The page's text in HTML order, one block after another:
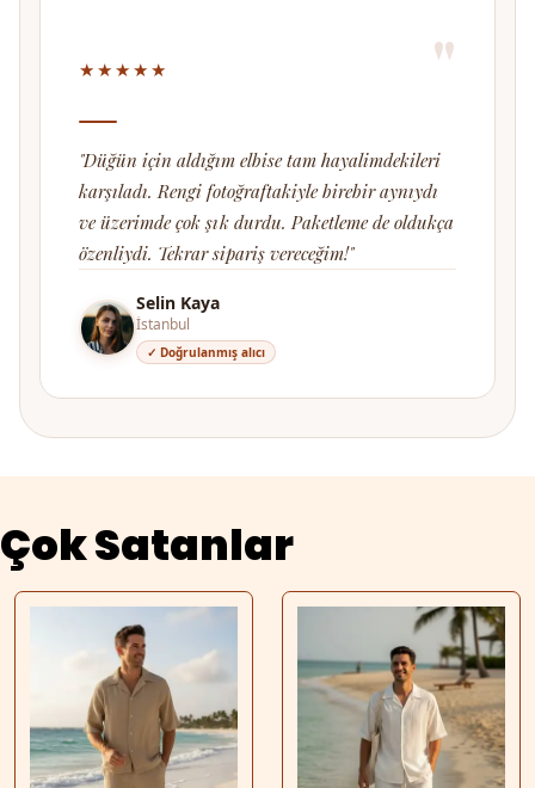
★★★★★ "
"Düğün için aldığım elbise tam hayalimdekileri
karşıladı. Rengi fotoğraftakiyle birebir aynıydı
ve üzerimde çok şık durdu. Paketleme de oldukça
özenliydi. Tekrar sipariş vereceğim!"
Selin Kaya
İstanbul
✓ Doğrulanmış alıcı
Çok Satanlar